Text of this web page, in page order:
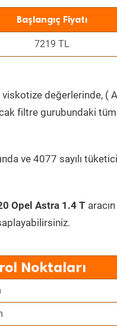
Başlangıç Fiyatı
7219 TL
değerlerinde, (
filtre gurubundaki tüm
ve 4077 sayılı tüketici
Opel Astra 1.4 T aracın
Noktaları